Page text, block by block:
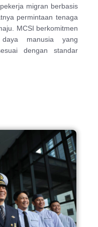
migran berbasis
permintaan tenaga
MCSI berkomitmen
manusia yang
dengan standar